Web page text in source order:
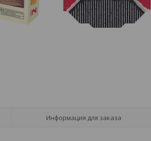
Информация для заказа